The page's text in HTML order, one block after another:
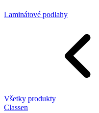
Laminátové podlahy
Všetky produkty
Classen